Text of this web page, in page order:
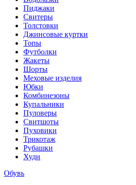
Пиджаки
Свитеры
Толстовки
Джинсовые куртки
Топы
Футболки
Жакеты
Шорты
Меховые изделия
Юбки
Комбинезоны
Купальники
Пуловеры
Свитшоты
Пуховики
Трикотаж
Рубашки
Худи
Обувь